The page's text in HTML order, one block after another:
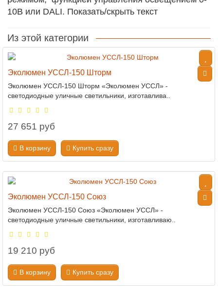
10В или DALI. Показать/скрыть текст
Из этой категории
Эколюмен УССЛ-150 Шторм
Эколюмен УССЛ-150 Шторм «Эколюмен УССЛ» -
светодиодные уличные светильники, изготавлива..
27 651 руб
В корзину Купить сразу
Эколюмен УССЛ-150 Союз
Эколюмен УССЛ-150 Союз «Эколюмен УССЛ» -
светодиодные уличные светильники, изготавливаю..
19 210 руб
В корзину Купить сразу